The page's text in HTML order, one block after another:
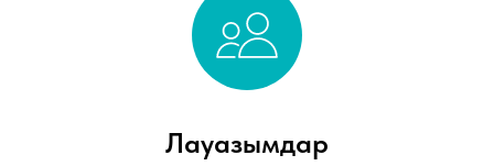
Лауазымдар